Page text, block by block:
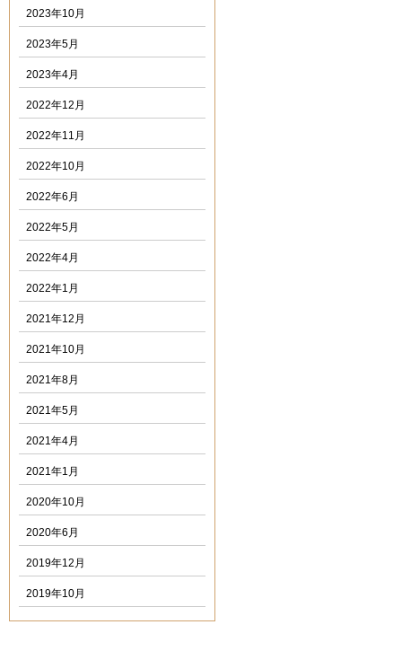
2023年10月
2023年5月
2023年4月
2022年12月
2022年11月
2022年10月
2022年6月
2022年5月
2022年4月
2022年1月
2021年12月
2021年10月
2021年8月
2021年5月
2021年4月
2021年1月
2020年10月
2020年6月
2019年12月
2019年10月